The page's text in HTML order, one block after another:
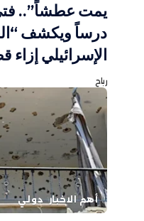
يمت عطشاً”..
درساً ويكشف
الإسرائيلي إزاء
رباح
أهم الاخبار دولي